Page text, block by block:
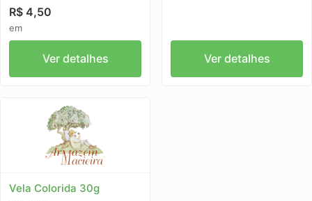
R$ 4,50
em
Ver detalhes Ver detalhes
Vela Colorida 30g